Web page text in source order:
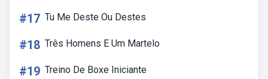
#17 Tu Me Deste Ou Destes
#18 Três Homens E Um Martelo
#19 Treino De Boxe Iniciante